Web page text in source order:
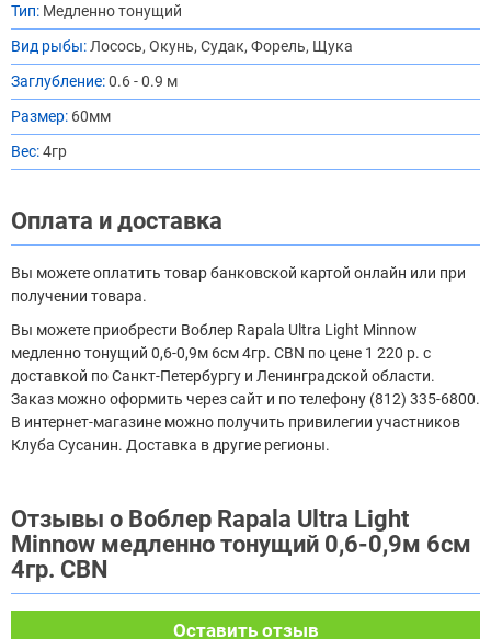
Тип: Медленно тонущий
Вид рыбы: Лосось, Окунь, Судак, Форель, Щука
Заглубление:0.6 - 0.9 м
Размер: 60мм
Вес:4гр
Оплата и доставка
Вы можете оплатить товар банковской картой онлайн или при
получении товара.
Вы можете приобрести Воблер Rapala Ultra Light Minnow
медленно тонущий 0,6-0,9м 6см 4гр. CBN по цене 1 220 р. с
доставкой по Санкт-Петербургу и Ленинградской области.
Заказ можно оформить через сайт и по телефону (812) 335-6800.
В интернет-магазине можно получить привилегии участников
Клуба Сусанин. Доставка в другие регионы.
Отзывы о Воблер Rapala Ultra Light
Minnow медленно тонущий 0,6-0,9м 6см
4гр. CBN
Оставить отзыв